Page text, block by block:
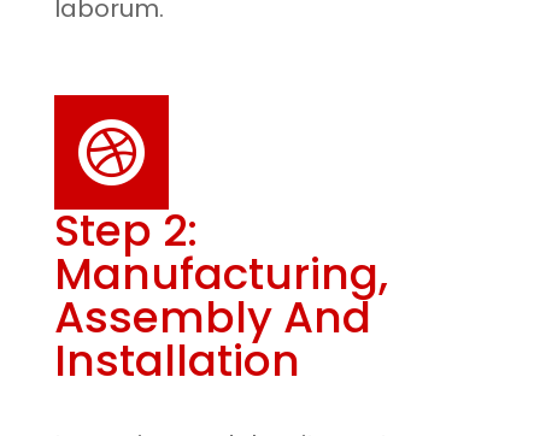
laborum.

Step 2:
Manufacturing,
Assembly And
Installation